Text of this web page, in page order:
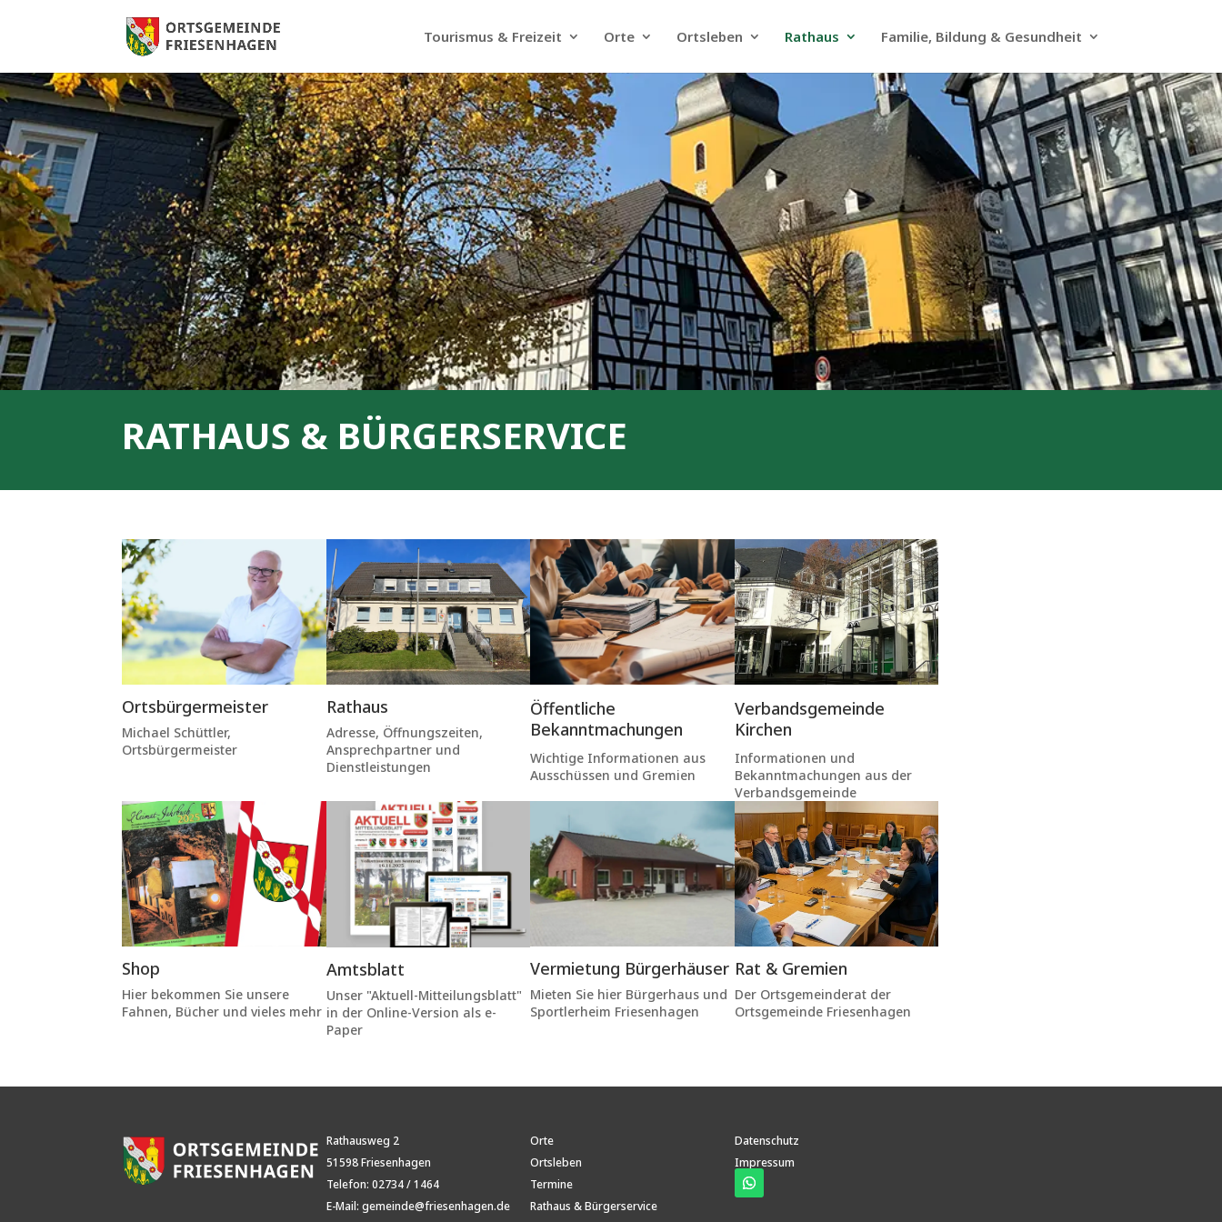
Tourismus & Freizeit Orte Ortsleben Rathaus Familie, Bildung & Gesundheit
RATHAUS & BÜRGERSERVICE
Ortsbürgermeister
Michael Schüttler,
Ortsbürgermeister
Rathaus
Adresse, Öffnungszeiten,
Ansprechpartner und
Dienstleistungen
Öffentliche
Bekanntmachungen
Wichtige Informationen aus
Ausschüssen und Gremien
Verbandsgemeinde
Kirchen
Informationen und
Bekanntmachungen aus der
Verbandsgemeinde
Shop
Hier bekommen Sie unsere
Fahnen, Bücher und vieles mehr
Amtsblatt
Unser "Aktuell-Mitteilungsblatt"
in der Online-Version als e-
Paper
Vermietung Bürgerhäuser
Mieten Sie hier Bürgerhaus und
Sportlerheim Friesenhagen
Rat & Gremien
Der Ortsgemeinderat der
Ortsgemeinde Friesenhagen
Rathausweg 2
51598Friesenhagen
Telefon: 02734 / 1464
E-Mail: gemeinde@friesenhagen.de
Orte
Ortsleben
Termine
Rathaus & Bürgerservice
Datenschutz
Impressum